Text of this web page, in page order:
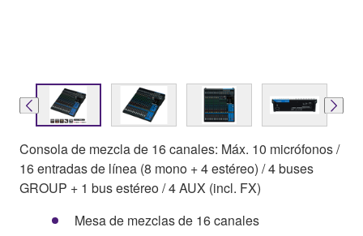
Consola de mezcla de 16 canales: Máx. 10 micrófonos /
16 entradas de línea (8 mono + 4 estéreo) / 4 buses
GROUP + 1 bus estéreo / 4 AUX (incl. FX)
Mesa de mezclas de 16 canales